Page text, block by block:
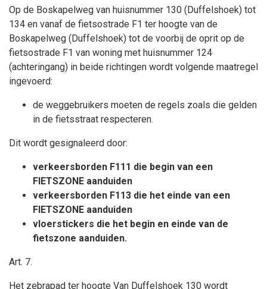
Op de Boskapelweg van huisnummer 130 (Duffelshoek) tot
134 en vanaf de fietsostrade F1 ter hoogte van de
Boskapelweg (Duffelshoek) tot de voorbij de oprit op de
fietsostrade F1 van woning met huisnummer 124
(achteringang) in beide richtingen wordt volgende maatregel
ingevoerd:
de weggebruikers moeten de regels zoals die gelden
in de fietsstraat respecteren.
Dit wordt gesignaleerd door:
verkeersborden F111 die begin van een
FIETSZONE aanduiden
verkeersborden F113 die het einde van een
FIETSZONE aanduiden
vloerstickers die het begin en einde van de
fietszone aanduiden.
Art. 7.
Het zebrapad ter hoogte Van Duffelshoek 130 wordt